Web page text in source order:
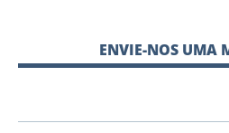
ENVIE-NOS UMA